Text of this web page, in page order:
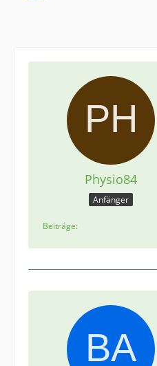
Physio84
Anfänger
Beiträge